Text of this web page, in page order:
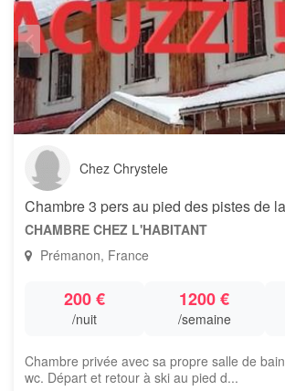
Chez Chrystele
CHAMBRE CHEZ L'HABITANT
Prémanon, France
200 €
/nuit
1200 €
/semaine
Chambre privée avec sa propre salle de
wc. Départ et retour à ski au pied d...